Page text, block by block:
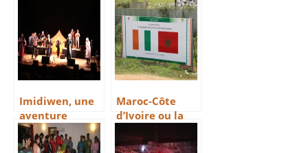
Imidiwen, une
aventure
franco-
malienne
Maroc-Côte
d’Ivoire ou la
Sud-Sud